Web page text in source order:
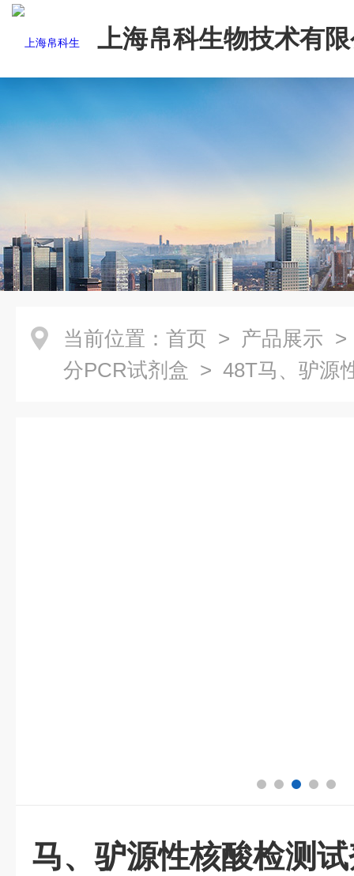
上海帛科生物技术有
当前位置： 首页 > 产品展示
分PCR试剂盒 > 48T马、驴源
马、驴源性核酸检测